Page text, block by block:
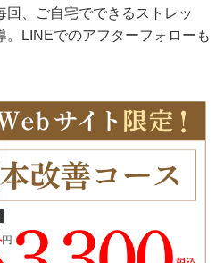
回、ご自宅でできるストレッ
。LINEでのアフターフォローも